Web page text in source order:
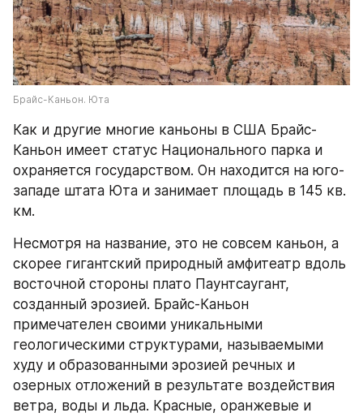
Брайс-Каньон. Юта
Как и другие многие каньоны в США Брайс-
Каньон имеет статус Национального парка и
охраняется государством. Он находится на юго-
западе штата Юта и занимает площадь в 145 кв.
км.
Несмотря на название, это не совсем каньон, а
скорее гигантский природный амфитеатр вдоль
восточной стороны плато Паунтсаугант,
созданный эрозией. Брайс-Каньон
примечателен своими уникальными
геологическими структурами, называемыми
худу и образованными эрозией речных и
озерных отложений в результате воздействия
ветра, воды и льда. Красные, оранжевые и